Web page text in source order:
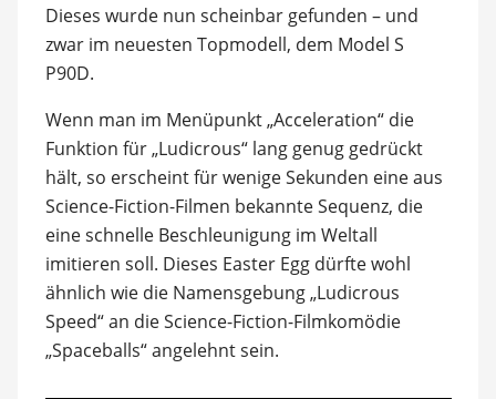
Dieses wurde nun scheinbar gefunden – und
zwar im neuesten Topmodell, dem Model S
P90D.
Wenn man im Menüpunkt „Acceleration“ die
Funktion für „Ludicrous“ lang genug gedrückt
hält, so erscheint für wenige Sekunden eine aus
Science-Fiction-Filmen bekannte Sequenz, die
eine schnelle Beschleunigung im Weltall
imitieren soll. Dieses Easter Egg dürfte wohl
ähnlich wie die Namensgebung „Ludicrous
Speed“ an die Science-Fiction-Filmkomödie
„Spaceballs“ angelehnt sein.